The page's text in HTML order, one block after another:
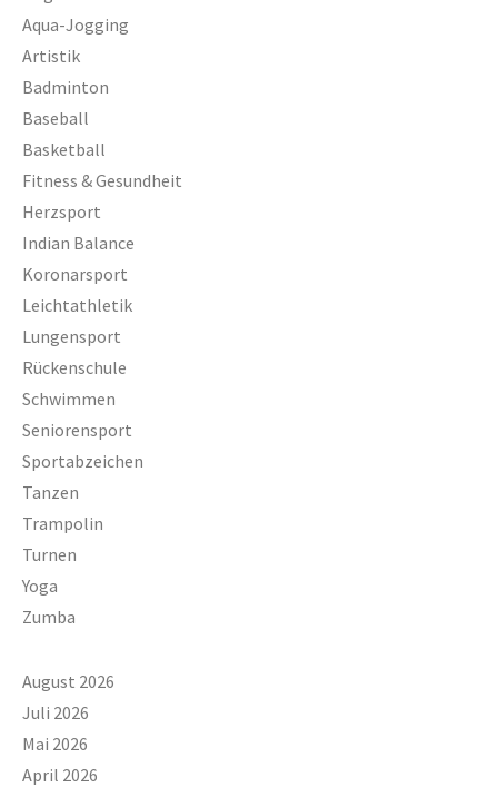
Trampolin
Zumba
TV 1872 Saarlouis e.V.
Turnrat
Mitgliedschaft
Kontakt
Datenschutzerklärung
Impressum
Datenschutzerklärung
Aqua-Jogging
Artistik
Badminton
Baseball
Basketball
Fitness & Gesundheit
Herzsport
Indian Balance
Koronarsport
Leichtathletik
Lungensport
Rückenschule
Schwimmen
Seniorensport
Sportabzeichen
Tanzen
Trampolin
Turnen
Yoga
Zumba
August 2026
Juli 2026
Mai 2026
April 2026